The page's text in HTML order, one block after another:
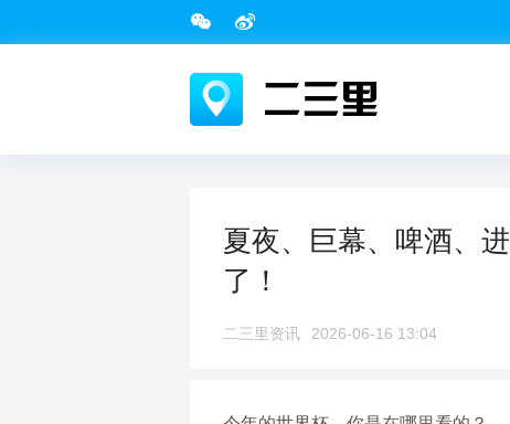
夏夜、巨幕、啤酒、
了！
二三里资讯 2026-06-16 13:04